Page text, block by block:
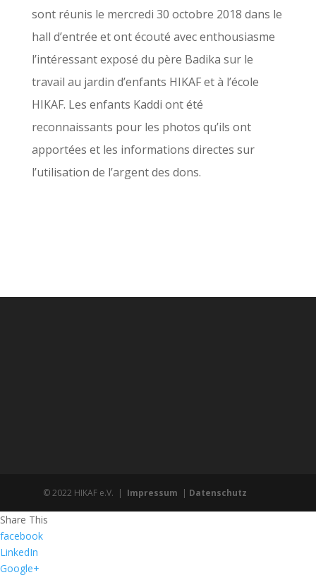
sont réunis le mercredi 30 octobre 2018 dans le
hall d’entrée et ont écouté avec enthousiasme
l’intéressant exposé du père Badika sur le
travail au jardin d’enfants HIKAF et à l’école
HIKAF. Les enfants Kaddi ont été
reconnaissants pour les photos qu’ils ont
apportées et les informations directes sur
l’utilisation de l’argent des dons.
© 2022 HIKAF e.V. | Impressum | Datenschutz
Share This
facebook
LinkedIn
Google+